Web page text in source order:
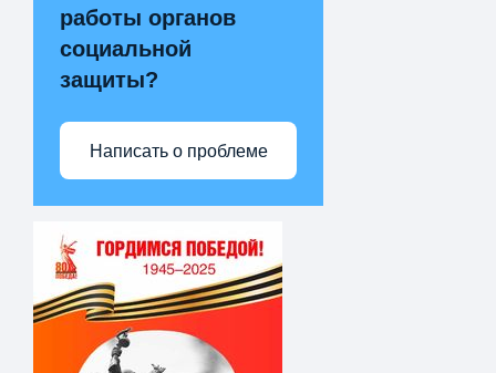
работы органов
социальной
защиты?
Написать о проблеме